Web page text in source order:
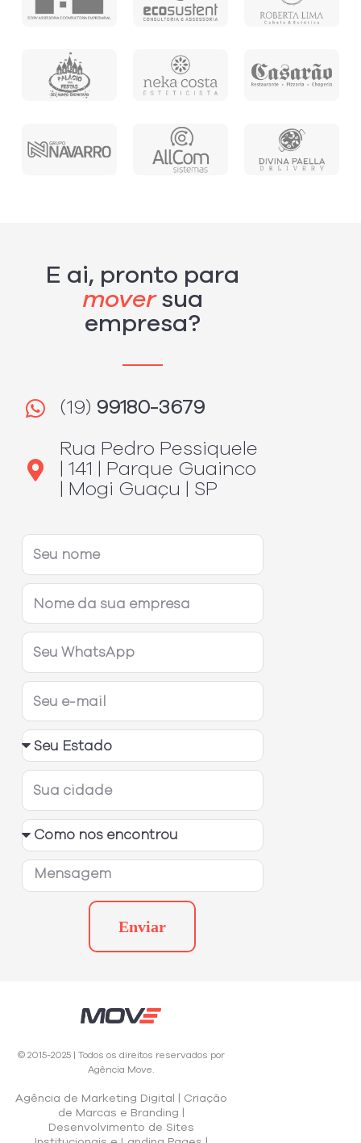
E ai, pronto para
mover sua
empresa?
(19) 99180-3679
Rua Pedro Pessiquele
| 141 | Parque Guainco
| Mogi Guaçu | SP
Enviar
© 2015-2025 | Todos os direitos reservados por
Agência Move.
Agência de Marketing Digital | Criação
de Marcas e Branding |
Desenvolvimento de Sites